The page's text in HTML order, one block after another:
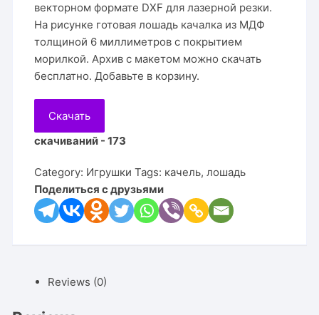
векторном формате DXF для лазерной резки.
На рисунке готовая лошадь качалка из МДФ
толщиной 6 миллиметров с покрытием
морилкой. Архив с макетом можно скачать
бесплатно. Добавьте в корзину.
Скачать
скачиваний - 173
Category: Игрушки Tags: качель,лошадь
Поделиться с друзьями
Reviews (0)